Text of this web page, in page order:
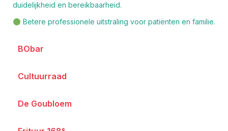
BObar
Cultuurraad
De Goubloem
duidelijkheid en bereikbaarheid.
Betere professionele uitstraling voor patiënten en familie.